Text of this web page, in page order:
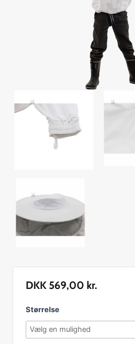
DKK 569,00 kr.
Størrelse
Jakke
m/hat
og